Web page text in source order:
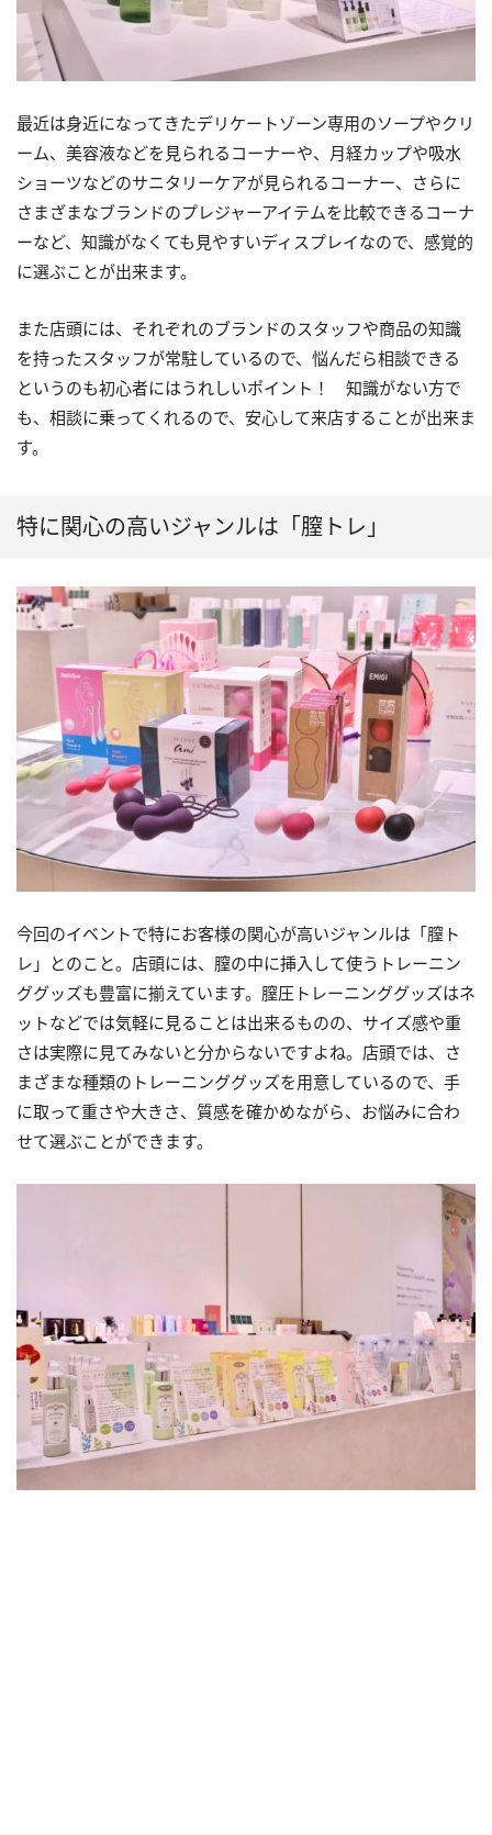
最近は身近になってきたデリケートゾーン専用のソープやクリ
ーム、美容液などを見られるコーナーや、月経カップや吸水
ショーツなどのサニタリーケアが見られるコーナー、さらに
さまざまなブランドのプレジャーアイテムを比較できるコーナ
ーなど、知識がなくても見やすいディスプレイなので、感覚的
に選ぶことが出来ます。
また店頭には、それぞれのブランドのスタッフや商品の知識
を持ったスタッフが常駐しているので、悩んだら相談できる
というのも初心者にはうれしいポイント！ 知識がない方で
も、相談に乗ってくれるので、安心して来店することが出来ま
す。
特に関心の高いジャンルは「膣トレ」
今回のイベントで特にお客様の関心が高いジャンルは「膣ト
レ」とのこと。店頭には、膣の中に挿入して使うトレーニン
ググッズも豊富に揃えています。膣圧トレーニンググッズはネ
ットなどでは気軽に見ることは出来るものの、サイズ感や重
さは実際に見てみないと分からないですよね。店頭では、さ
まざまな種類のトレーニンググッズを用意しているので、手
に取って重さや大きさ、質感を確かめながら、お悩みに合わ
せて選ぶことができます。